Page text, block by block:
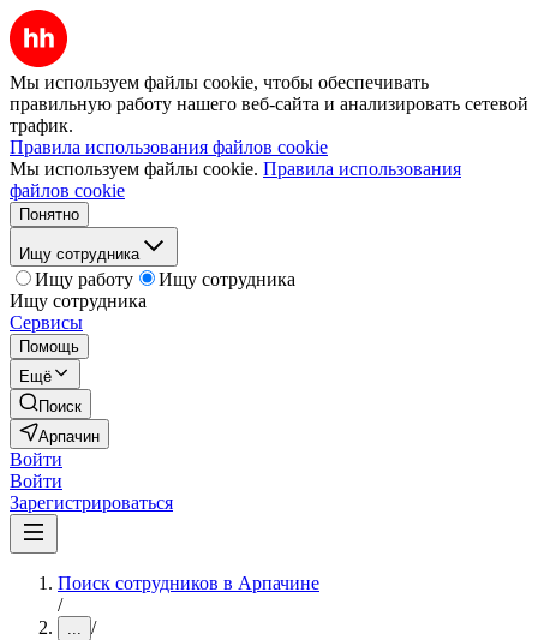
Мы используем файлы cookie, чтобы обеспечивать
правильную работу нашего веб-сайта и анализировать сетевой
трафик.
Правила использования файлов cookie
Мы используем файлы cookie. Правила использования
файлов cookie
Понятно
Ищу сотрудника
Ищу работу
Ищу сотрудника
Ищу сотрудника
Сервисы
Помощь
Ещё
Поиск
Арпачин
Войти
Войти
Зарегистрироваться
Поиск сотрудников в Арпачине
/
... /